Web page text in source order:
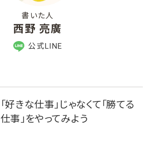
書いた人
西野 亮廣
公式LINE
「好きな仕事」じゃなくて「勝てる
仕事」をやってみよう